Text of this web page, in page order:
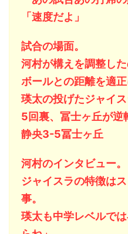
「速度だよ」
試合の場面。
河村が構えを調整し
ボールとの距離を適
瑛太の投げたジャイス
5回裏、冨士ヶ丘が逆
静央3-5冨士ヶ丘
河村のインタビュー。
ジャイスラの特徴は
事。
瑛太も中学レベルで